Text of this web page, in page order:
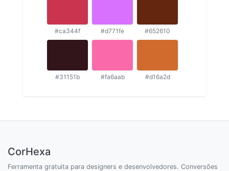
#ca344f #d771fe #652610
#31151b #fa6aab #d16a2d
CorHexa
Ferramenta gratuita para designers e desenvolvedores. Conversões